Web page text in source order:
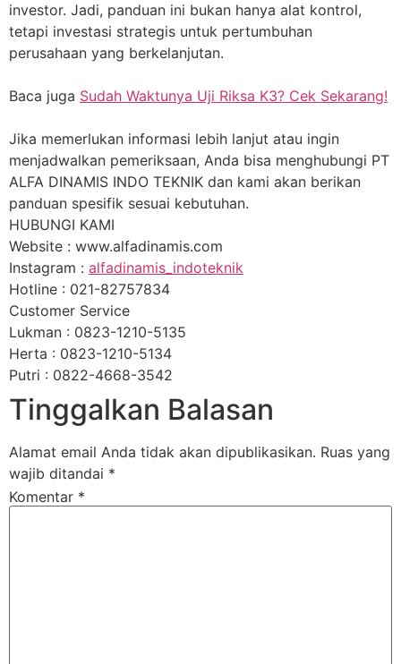
investor. Jadi, panduan ini bukan hanya alat kontrol,
tetapi investasi strategis untuk pertumbuhan
perusahaan yang berkelanjutan.
Baca juga Sudah Waktunya Uji Riksa K3? Cek Sekarang!
Jika memerlukan informasi lebih lanjut atau ingin
menjadwalkan pemeriksaan, Anda bisa menghubungi PT
ALFA DINAMIS INDO TEKNIK dan kami akan berikan
panduan spesifik sesuai kebutuhan.
HUBUNGI KAMI
Website : www.alfadinamis.com
Instagram : alfadinamis_indoteknik
Hotline : 021-82757834
Customer Service
Lukman : 0823-1210-5135
Herta : 0823-1210-5134
Putri : 0822-4668-3542
Tinggalkan Balasan
Alamat email Anda tidak akan dipublikasikan. Ruas yang
wajib ditandai *
Komentar *